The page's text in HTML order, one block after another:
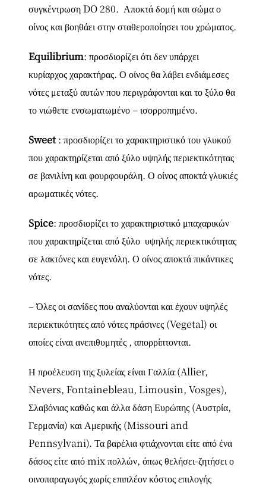
συγκέντρωση DO 280. Αποκτά δομή και σώμα ο
οίνος και βοηθάει στην σταθεροποίησει του χρώματος.
Equilibrium: προσδιορίζει ότι δεν υπάρχει
κυρίαρχος χαρακτήρας. Ο οίνος θα λάβει ενδιάμεσες
νότες μεταξύ αυτών που περιγράφονται και το ξύλο θα
το νιώθετε ενσωματωμένο – ισορροπημένο.
Sweet: προσδιορίζει το χαρακτηριστικό του γλυκού
που χαρακτηρίζεται από ξύλο υψηλής περιεκτικότητας
σε βανιλίνη και φουρφουράλη. Ο οίνος αποκτά γλυκιές
αρωματικές νότες.
Spice: προσδιορίζει το χαρακτηριστικό μπαχαρικών
που χαρακτηρίζεται από ξύλο υψηλής περιεκτικότητας
σε λακτόνες και ευγενόλη. Ο οίνος αποκτά πικάντικες
νότες.
– Όλες οι σανίδες που αναλύονται και έχουν υψηλές
περιεκτικότητες από νότες πράσινες (Vegetal) οι
οποίες είναι ανεπιθυμητές , απορρίπτονται.
Η προέλευση της ξυλείας είναι Γαλλία (Allier,
Nevers, Fontainebleau, Limousin, Vosges),
Σλαβόνιας καθώς και άλλα δάση Ευρώπης (Αυστρία,
Γερμανία) και Αμερικής (Missouri and
Pennsylvani). Τα βαρέλια φτιάχνονται είτε από ένα
δάσος είτε από mix πολλών, όπως θελήσει-ζητήσει ο
οινοπαραγωγός χωρίς επιπλέον κόστος επιλογής